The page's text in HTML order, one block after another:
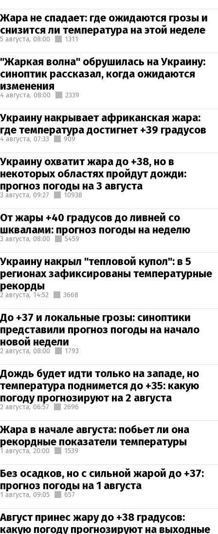
Жара не спадает: где ожидаются грозы и
снизится ли температура на этой неделе
5 августа, 08:00 1311
"Жаркая волна" обрушилась на Украину:
синоптик рассказал, когда ожидаются
изменения
4 августа, 08:00 2339
Украину накрывает африканская жара:
где температура достигнет +39 градусов
4 августа, 07:33 909
Украину охватит жара до +38, но в
некоторых областях пройдут дожди:
прогноз погоды на 3 августа
3 августа, 09:27 10938
От жары +40 градусов до ливней со
шквалами: прогноз погоды на неделю
3 августа, 08:00 5459
Украину накрыл "тепловой купол": в 5
регионах зафиксированы температурные
рекорды
2 августа, 14:52 3668
До +37 и локальные грозы: синоптики
представили прогноз погоды на начало
новой недели
2 августа, 08:00 1793
Дождь будет идти только на западе, но
температура поднимется до +35: какую
погоду прогнозируют на 2 августа
2 августа, 06:57 2696
Жара в начале августа: побьет ли она
рекордные показатели температуры
1 августа, 20:00 1539
Без осадков, но с сильной жарой до +37:
прогноз погоды на 1 августа
1 августа, 09:05 657
Август принес жару до +38 градусов:
какую погоду прогнозируют на выходные